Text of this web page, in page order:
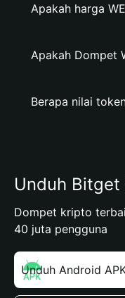
Apakah harga
Apakah Dompet
Berapa nilai
Unduh Bitget
Dompet kripto
40 juta pengguna
Unduh Android